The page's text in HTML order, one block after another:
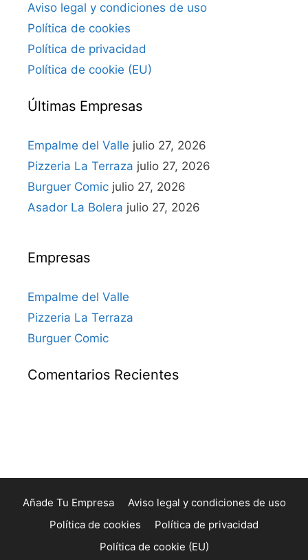
Aviso legal y condiciones de uso
Política de cookies
Política de privacidad
Política de cookie (EU)
Últimas Empresas
Empalme del Valle julio 27, 2026
Pizzeria La Terraza julio 27, 2026
Burguer Comic julio 27, 2026
Asador La Bolera julio 27, 2026
Empresas
Empalme del Valle
Pizzeria La Terraza
Burguer Comic
Comentarios Recientes
Añade Tu Empresa
Aviso legal y condiciones de uso
Política de cookies
Política de privacidad
Política de cookie (EU)